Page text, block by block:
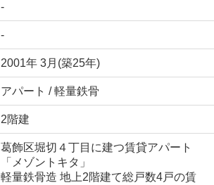
-
-
2001年 3月(築25年)
アパート / 軽量鉄骨
2階建
葛飾区堀切４丁目に建つ賃貸アパート
「メゾントキタ」
軽量鉄骨造 地上2階建て総戸数4戸の賃